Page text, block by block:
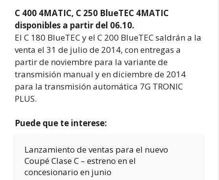
C 400 4MATIC, C 250 BlueTEC 4MATIC
disponibles a partir del 06.10.
El C 180 BlueTEC y el C 200 BlueTEC saldrán a la
venta el 31 de julio de 2014, con entregas a
partir de noviembre para la variante de
transmisión manual y en diciembre de 2014
para la transmisión automática 7G TRONIC
PLUS.
Puede que te interese:
Lanzamiento de ventas para el nuevo
Coupé Clase C – estreno en el
concesionario en junio